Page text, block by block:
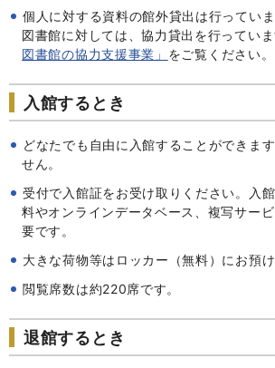
個人に対する資料の館外貸出は行ってい
図書館に対しては、協力貸出を行ってい
図書館の協力支援事業」 をご覧ください。
入館するとき
どなたでも自由に入館することができま
せん。
受付で入館証をお受け取りください。入
料やオンラインデータベース、複写サー
要です。
大きな荷物等はロッカー（無料）にお預け
閲覧席数は約220席です。
退館するとき